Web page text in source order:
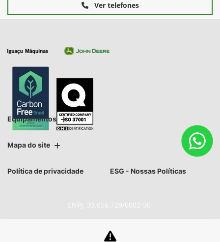
Ver telefones
Equipamentos
Mapa do site
Política de privacidade ESG - Nossas Políticas
CNPJ: 33.656.729/0002-50